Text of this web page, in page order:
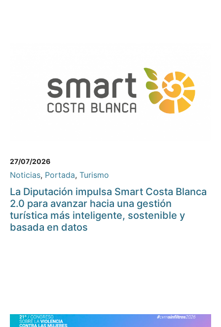
27/07/2026
Noticias, Portada, Turismo
La Diputación impulsa Smart Costa Blanca
2.0 para avanzar hacia una gestión
turística más inteligente, sostenible y
basada en datos